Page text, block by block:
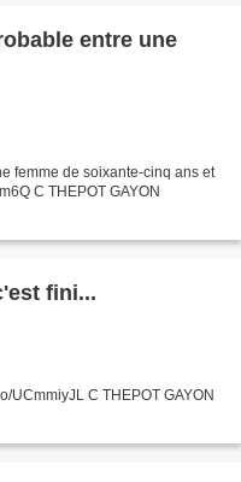
entre une
femme de soixante-cinq ans et
C THEPOT GAYON
fini...
UCmmiyJL C THEPOT GAYON